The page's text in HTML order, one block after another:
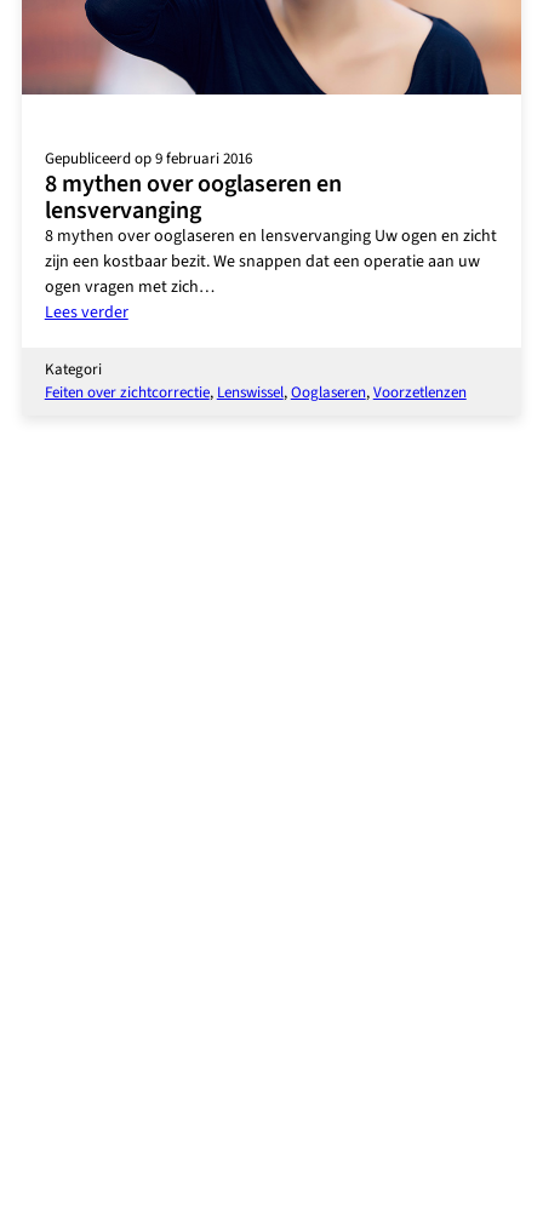
Gepubliceerd op 9 februari 2016
8 mythen over ooglaseren en
lensvervanging
8 mythen over ooglaseren en lensvervanging Uw ogen en zicht
zijn een kostbaar bezit. We snappen dat een operatie aan uw
ogen vragen met zich…
Lees verder:
over
Kategori
Feiten over zichtcorrectie, Lenswissel, Ooglaseren, Voorzetlenzen